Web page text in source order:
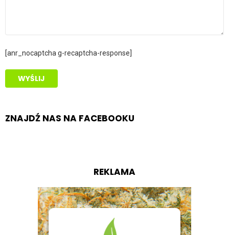
[anr_nocaptcha g-recaptcha-response]
ZNAJDŹ NAS NA FACEBOOKU
REKLAMA